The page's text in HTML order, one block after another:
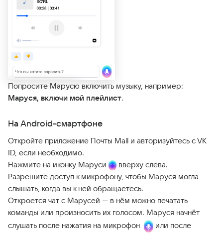
Попросите Марусю включить музыку, например:
Маруся, включи мой плейлист.
На Android-смартфоне
Откройте приложение Почты Mail и авторизуйтесь c VK
ID, если необходимо.
Нажмите на иконку Маруси
вверху слева.
Разрешите доступ к микрофону, чтобы Маруся могла
слышать, когда вы к ней обращаетесь.
Откроется чат с Марусей — в нём можно печатать
команды или произносить их голосом. Маруся начнёт
слушать после нажатия на микрофон
или после